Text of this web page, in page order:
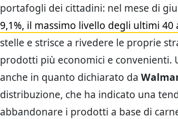
portafogli dei cittadini: nel mese di
9,1%, il massimo livello degli ultimi 40
stelle e strisce a rivedere le proprie
prodotti più economici e convenienti.
anche in quanto dichiarato da
distribuzione, che ha indicato una
abbandonare i prodotti a base di